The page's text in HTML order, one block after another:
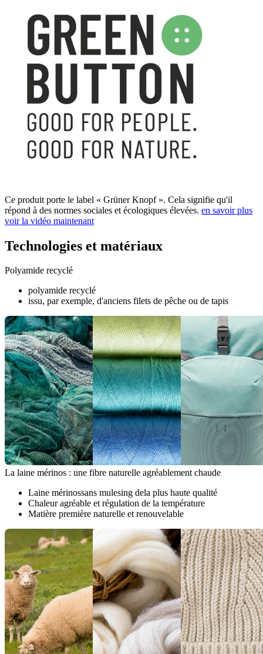
Ce produit porte le label « Grüner Knopf ». Cela signifie qu'il
répond à des normes sociales et écologiques élevées. en savoir plus
voir la vidéo maintenant
Technologies et matériaux
Polyamide recyclé
polyamide recyclé
issu, par exemple, d'anciens filets de pêche ou de tapis
La laine mérinos : une fibre naturelle agréablement chaude
Laine mérinossans mulesing dela plus haute qualité
Chaleur agréable et régulation de la température
Matière première naturelle et renouvelable